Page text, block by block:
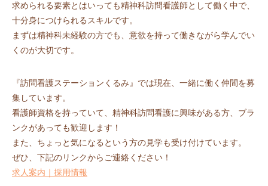
求められる要素とはいっても精神科訪問看護師として働く中で、
十分身につけられるスキルです。
まずは精神科未経験の方でも、意欲を持って働きながら学んでい
くのが大切です。
『訪問看護ステーションくるみ』では現在、一緒に働く仲間を募
集しています。
看護師資格を持っていて、精神科訪問看護に興味がある方、ブラ
ンクがあっても歓迎します！
また、ちょっと気になるという方の見学も受け付けています。
ぜひ、下記のリンクからご連絡ください！
求人案内｜採用情報